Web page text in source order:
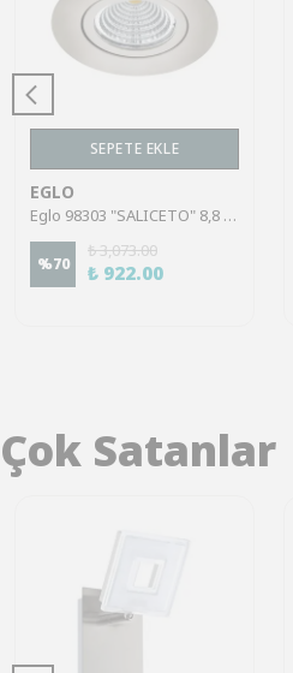
SEPETE EKLE
EGLO
Eglo 98303 "SALICETO" 8,8 Cm Çapında Alüminyum Nikel Mat Sıva Altı Gömme Spot
%70
₺ 3,073.00
₺ 922.00
Çok Satanlar